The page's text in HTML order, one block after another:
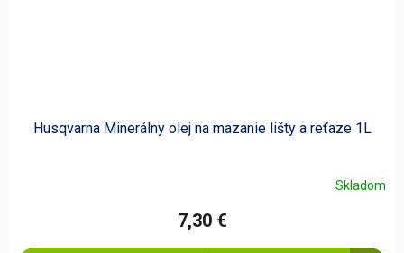
Husqvarna Minerálny olej na mazanie lišty a reťaze 1L
Skladom
7,30 €